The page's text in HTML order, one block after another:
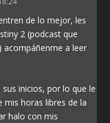
de lo mejor, les
2 (podcast que
acompáñenme a leer
inicios, por lo que le
horas libres de la
halo con mis